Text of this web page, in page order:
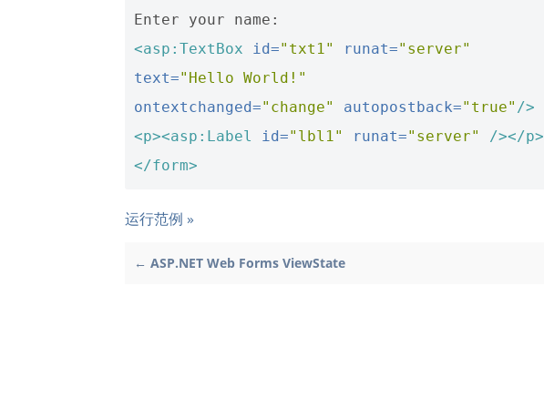
<asp:TextBox
id="txt1" runat="server"
text="Hello World!"
ontextchanged="change" autopostback="true" />
<p><asp:Label
id="lbl1" runat="server"
/></p>
</form>
运行范例 »
← ASP.NET Web Forms ViewState